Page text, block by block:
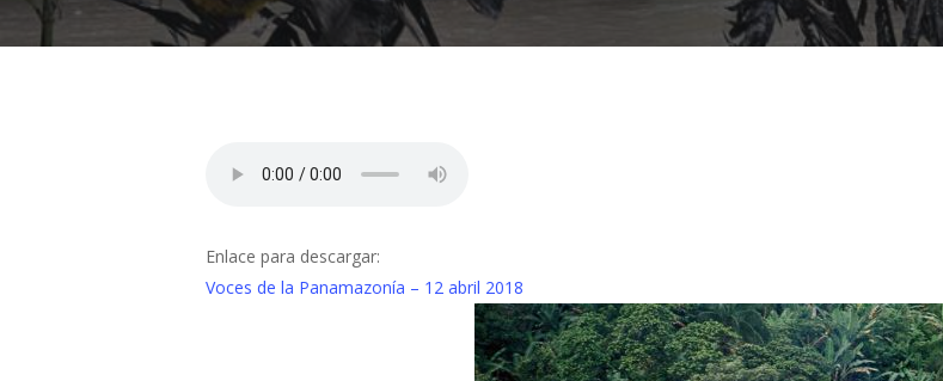
Presiona "ENTER" para buscar o "ESC" para cerrar
Enlace para descargar:
Voces de la Panamazonía – 12 abril 2018